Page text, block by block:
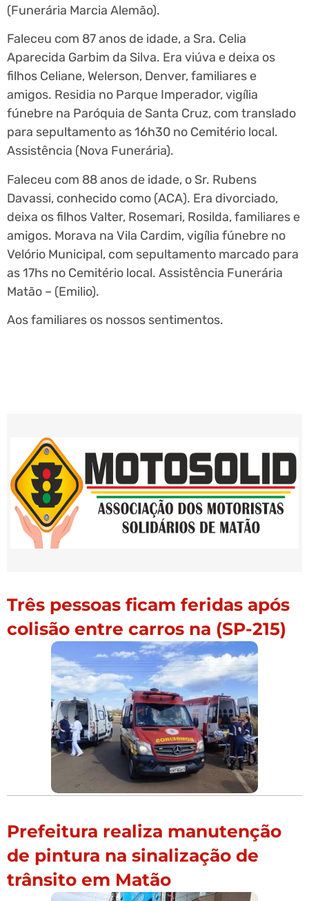
(Funerária Marcia Alemão).
Faleceu com 87 anos de idade, a Sra. Celia
Aparecida Garbim da Silva. Era viúva e deixa os
filhos Celiane, Welerson, Denver, familiares e
amigos. Residia no Parque Imperador, vigília
fúnebre na Paróquia de Santa Cruz, com translado
para sepultamento as 16h30 no Cemitério local.
Assistência (Nova Funerária).
Faleceu com 88 anos de idade, o Sr. Rubens
Davassi, conhecido como (ACA). Era divorciado,
deixa os filhos Valter, Rosemari, Rosilda, familiares e
amigos. Morava na Vila Cardim, vigília fúnebre no
Velório Municipal, com sepultamento marcado para
as 17hs no Cemitério local. Assistência Funerária
Matão – (Emilio).
Aos familiares os nossos sentimentos.
Três pessoas ficam feridas após
colisão entre carros na (SP-215)
Prefeitura realiza manutenção
de pintura na sinalização de
trânsito em Matão